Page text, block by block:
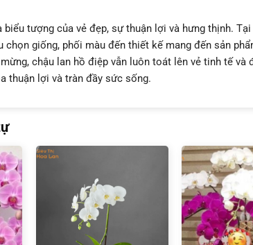
biểu tượng của vẻ đẹp, sựthuận lợi và hưng thịnh.
chọn giống, phối màu đến thiết kế mang đến sản
chậu lan hồ điệp vẫn luôn toát lên vẻ tinh tế và
thuận lợi và tràn đầy sức sống.